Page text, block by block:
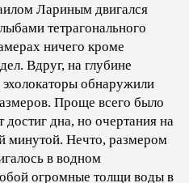
Лариным двигался
тетрагонального
ничего кроме
Вдруг, на глубине
эхолокаторы обнаружили
Проще всего было
дна, но очертания на
минутой. Нечто, размером
в водном
огромные толщи воды в